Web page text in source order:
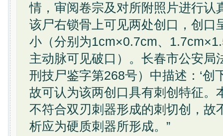
情，审阅卷宗及对所附照片进行认
该尸右锁骨上可见两处创口，创口
小（分别为1cm×0.7cm、
主动脉可见破口）。长春市公安局
刑技尸鉴字第268号）中描述：‘创
故可认为该两创口具有刺创特征。
不符合双刃刺器形成的刺切创，故
析应为硬质刺器所形成。”